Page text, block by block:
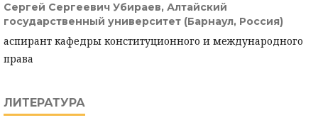
Сергей Сергеевич Убираев, Алтайский
государственный университет (Барнаул, Россия)
аспирант кафедры конституционного и международного
права
ЛИТЕРАТУРА